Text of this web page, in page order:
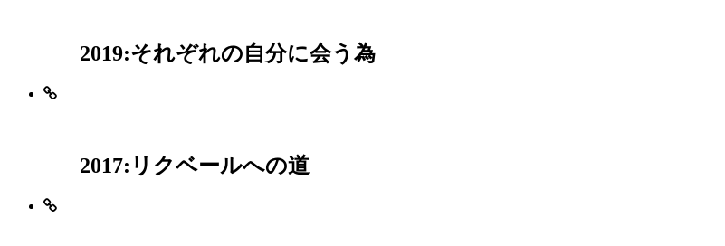
2019:それぞれの自分に会う為
2017:リクベールへの道